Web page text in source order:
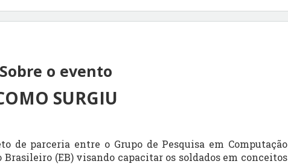
Sobre o evento
SURGIU
parceria entre o Grupo de Pesquisa em Computação
Brasileiro (EB) visando capacitar os soldados em conceitos